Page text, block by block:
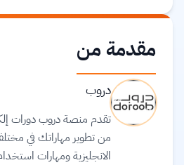
مقدمة من
دروب
تقدم منصة دروب دورات
من تطوير مهاراتك في
الانجليزية ومهارات